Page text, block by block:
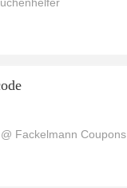
Fackelmann Coupons